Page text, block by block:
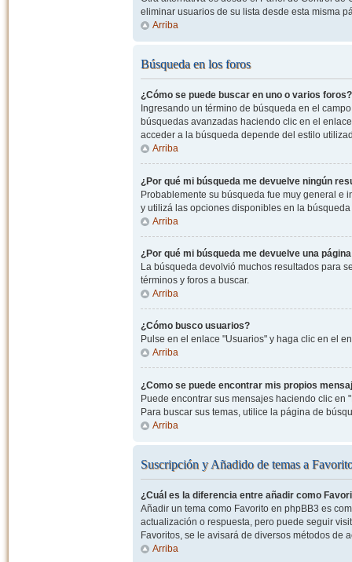
eliminar usuarios de su lista desde esta misma
Arriba
Búsqueda en los foros
¿Cómo se puede buscar en uno o varios foros?
Ingresando un término de búsqueda en el
búsquedas avanzadas haciendo clic en el
acceder a la búsqueda depende del estilo
Arriba
¿Por qué mi búsqueda me devuelve ningún
Probablemente su búsqueda fue muy general e
y utilizá las opciones disponibles en la
Arriba
¿Por qué mi búsqueda me devuelve una
La búsqueda devolvió muchos resultados para
términos y foros a buscar.
Arriba
¿Cómo busco usuarios?
Pulse en el enlace "Usuarios" y haga clic en el
Arriba
¿Como se puede encontrar mis propios
Puede encontrar sus mensajes haciendo clic en
Para buscar sus temas, utilice la página de
Arriba
Suscripción y Añadido de temas a
¿Cuál es la diferencia entre añadir como
Añadir un tema como Favorito en phpBB3 es
actualización o respuesta, pero puede seguir
Favoritos, se le avisará de diversos métodos de
Arriba